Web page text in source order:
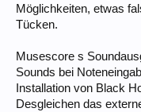
Möglichkeiten, etwas
Tücken.
Musescore s
Sounds bei
Installation von Black
Desgleichen das